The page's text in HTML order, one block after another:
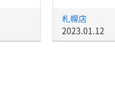
札幌店
2023.01.12